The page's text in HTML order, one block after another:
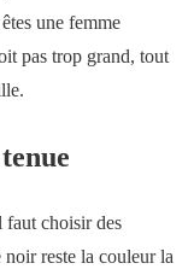
une femme
pas trop grand, tout
faut choisir des
noir reste la couleur la